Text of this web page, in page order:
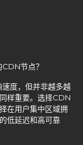
节点？
度，但并非越多越
样重要。选择CDN
在用户集中区域拥
低延迟和高可靠